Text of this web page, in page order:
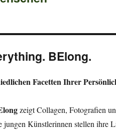
BElong.
Facetten Ihrer
zeigt Collagen, Fotografien
Künstlerinnen stellen ihre